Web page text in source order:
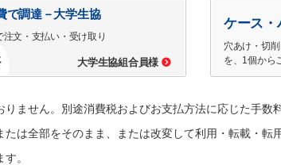
で調達－大学生協
注文・支払い・受け取り
大学生協組合員様
ケース・
穴あけ・切
を、1個から
ません。別途消費税およびお支払方法に応じた手数
は全部をそのまま、または改変して利用・転載・転
。